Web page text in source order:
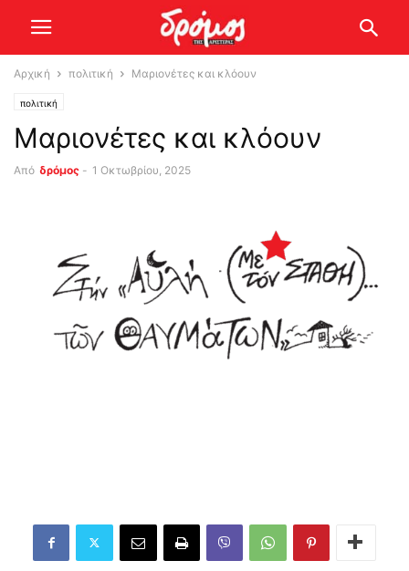
Αρχική πολιτική Μαριονέτες και κλόουν
πολιτική
Μαριονέτες και κλόουν
Από δρόμος - 1 Οκτωβρίου, 2025